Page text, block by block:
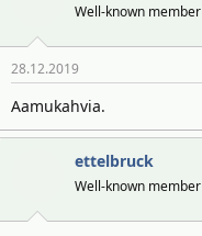
Well-known member
28.12.2019
Aamukahvia.
ettelbruck
Well-known member